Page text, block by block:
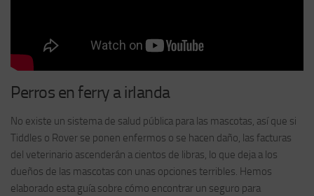
Perros en ferry a irlanda
No existe un sistema de salud pública para las mascotas, así que si
Tiddles o Rover se ponen enfermos o se hacen daño, las facturas
del veterinario ascenderán a cientos de libras, lo que deja a los
dueños de las mascotas con unas opciones terribles. Hemos
elaborado esta guía sobre cómo encontrar un seguro para